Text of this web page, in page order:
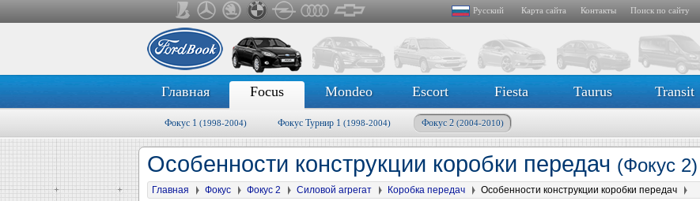
Русский Карта сайта Контакты Поиск по сайту
Главная Focus Mondeo Escort Fiesta Taurus Transit
Фокус 1 (1998-2004) Фокус Турнир 1 (1998-2004) Фокус 2 (2004-2010)
Особенности конструкции коробки передач (Фокус 2)
Главная Фокус Фокус 2 Силовой агрегат Коробка передач Особенности конструкции коробки передач